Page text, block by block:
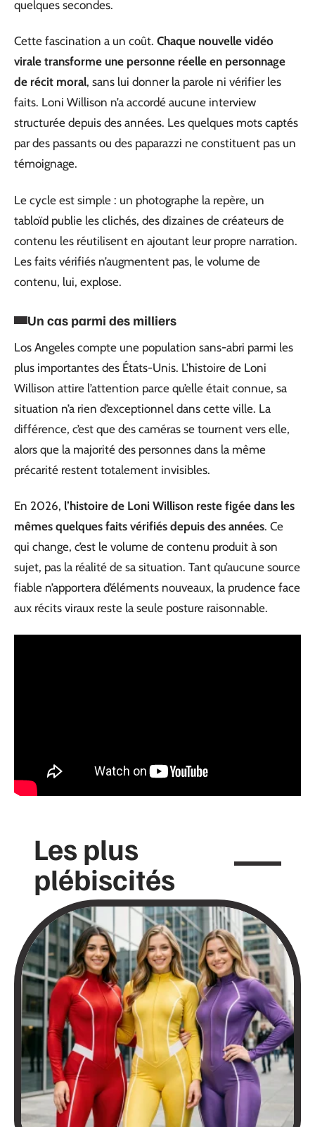
quelques secondes.
Cette fascination a un coût. Chaque nouvelle vidéo
virale transforme une personne réelle en personnage
de récit moral, sans lui donner la parole ni vérifier les
faits. Loni Willison n’a accordé aucune interview
structurée depuis des années. Les quelques mots captés
par des passants ou des paparazzi ne constituent pas un
témoignage.
Le cycle est simple : un photographe la repère, un
tabloïd publie les clichés, des dizaines de créateurs de
contenu les réutilisent en ajoutant leur propre narration.
Les faits vérifiés n’augmentent pas, le volume de
contenu, lui, explose.
Un cas parmi des milliers
Los Angeles compte une population sans-abri parmi les
plus importantes des États-Unis. L’histoire de Loni
Willison attire l’attention parce qu’elle était connue, sa
situation n’a rien d’exceptionnel dans cette ville. La
différence, c’est que des caméras se tournent vers elle,
alors que la majorité des personnes dans la même
précarité restent totalement invisibles.
En 2026, l’histoire de Loni Willison reste figée dans les
mêmes quelques faits vérifiés depuis des années. Ce
qui change, c’est le volume de contenu produit à son
sujet, pas la réalité de sa situation. Tant qu’aucune source
fiable n’apportera d’éléments nouveaux, la prudence face
aux récits viraux reste la seule posture raisonnable.
Les plus
plébiscités